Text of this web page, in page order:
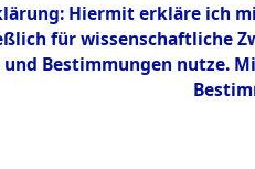
Einen Kommentar
Hiermit erkläre ich
für wissenschaftliche
und Bestimmungen nutze.